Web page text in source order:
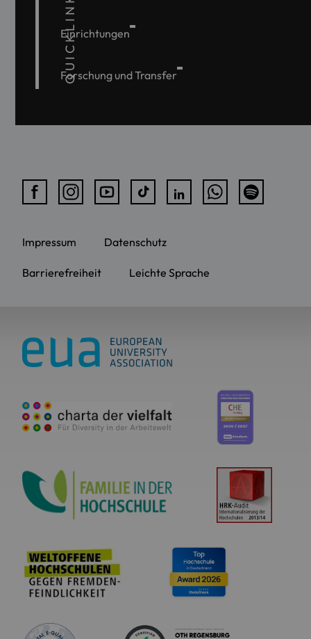
QUICKLINKS
Einrichtungen
Forschung und Transfer
Impressum Datenschutz
Barrierefreiheit Leichte Sprache